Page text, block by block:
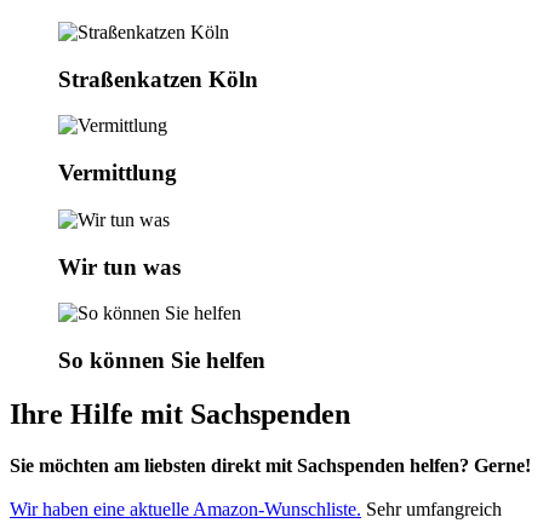
Straßenkatzen Köln
Vermittlung
Wir tun was
So können Sie helfen
Ihre Hilfe mit Sachspenden
Sie möchten am liebsten direkt mit Sachspenden helfen? Gerne!
Wir haben eine aktuelle Amazon-Wunschliste. Sehr umfangreich